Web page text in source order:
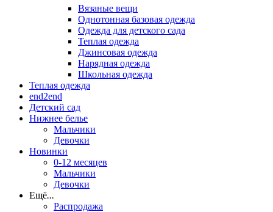
Вязаные вещи
Однотонная базовая одежда
Одежда для детского сада
Теплая одежда
Джинсовая одежда
Нарядная одежда
Школьная одежда
Теплая одежда
end2end
Детский сад
Нижнее белье
Мальчики
Девочки
Новинки
0-12 месяцев
Мальчики
Девочки
Ещё...
Распродажа